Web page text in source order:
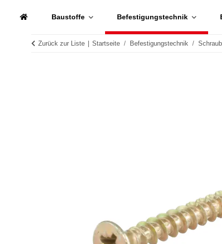
Baustoffe Befestigungstechnik
Zurück zur Liste Startseite Befestigungstechnik